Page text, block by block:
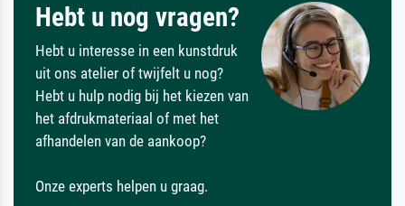
Hebt u nog vragen?
Hebt u interesse in een kunstdruk
uit ons atelier of twijfelt u nog?
Hebt u hulp nodig bij het kiezen van
het afdrukmateriaal of met het
afhandelen van de aankoop?
Onze experts helpen u graag.